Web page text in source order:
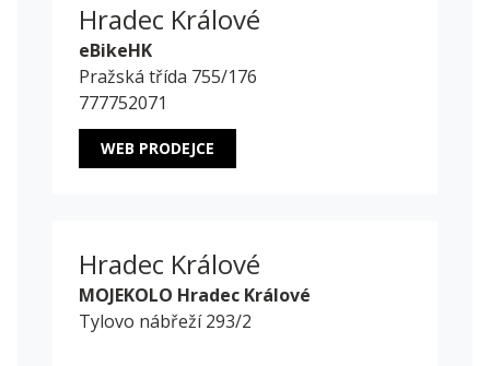
Hradec Králové
eBikeHK
Pražská třída 755/176
777752071
WEB PRODEJCE
Hradec Králové
MOJEKOLO Hradec Králové
Tylovo nábřeží 293/2